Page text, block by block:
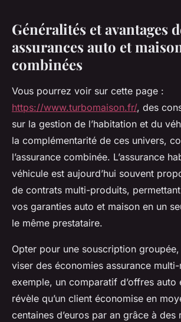
Généralités et avantages
assurances auto et
combinées
Vous pourrez voir sur cette page :
https://www.turbomaison.fr/, des
sur la gestion de l’habitation et du
la complémentarité de ces univers,
l’assurance combinée. L’assurance
véhicule est aujourd’hui souvent
de contrats multi-produits,
vos garanties auto et maison en un
le même prestataire.
Opter pour une souscription groupée,
viser des économies assurance
exemple, un comparatif d’offres auto
révèle qu’un client économise en
centaines d’euros par an grâce à des